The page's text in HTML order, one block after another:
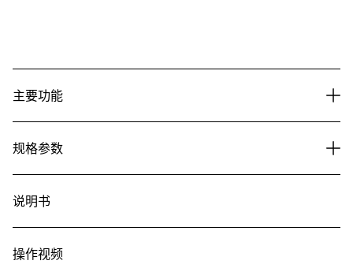
主要功能
规格参数
说明书
操作视频